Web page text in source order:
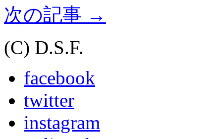
次の記事 →
(C) D.S.F.
facebook
twitter
instagram